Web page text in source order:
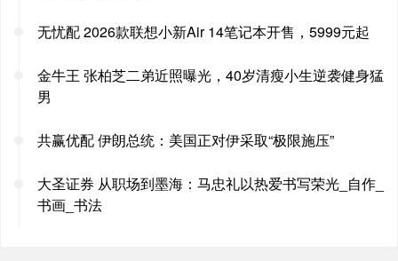
无忧配 2026款联想小新Air 14笔记本开售，5999元起
金牛王 张柏芝二弟近照曝光，40岁清瘦小生逆袭健身猛
男
共赢优配 伊朗总统：美国正对伊采取“极限施压”
大圣证券 从职场到墨海：马忠礼以热爱书写荣光_自作_
书画_书法